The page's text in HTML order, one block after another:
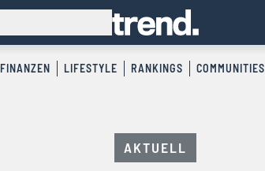
FINANZEN LIFESTYLE RANKINGS COMMUNITIES
AKTUELL